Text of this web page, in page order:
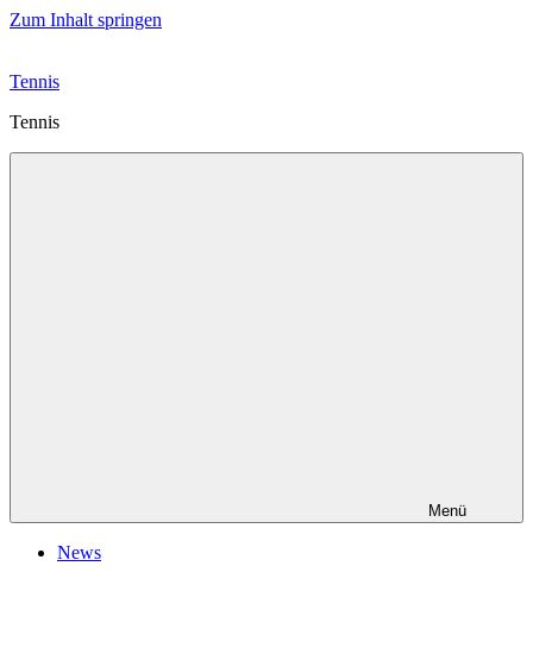
Zum Inhalt springen
Tennis
Tennis
Menü
News